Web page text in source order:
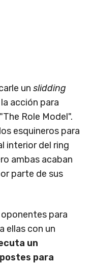
un slidding
acción para
Role Model".
esquineros para
interior del ring
ambas acaban
parte de sus
para
ellas con un
un
para